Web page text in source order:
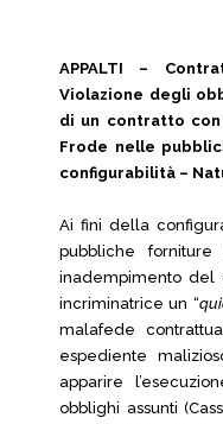
APPALTI –
Violazione degli
di un contratto con
Frode nelle
configurabilità –
Ai fini della
pubbliche
inadempimento del
incriminatrice un “
malafede
espediente
apparire
obblighi assunti